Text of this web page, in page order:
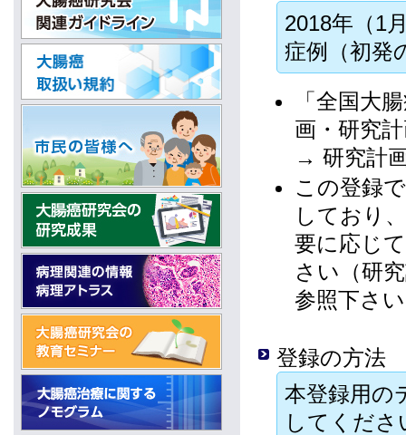
2018年（1
症例（初発
「全国大
画・研究
→ 研究計
この登録
しており
要に応じ
さい（研
参照下さ
登録の方法
本登録用の
してくださ